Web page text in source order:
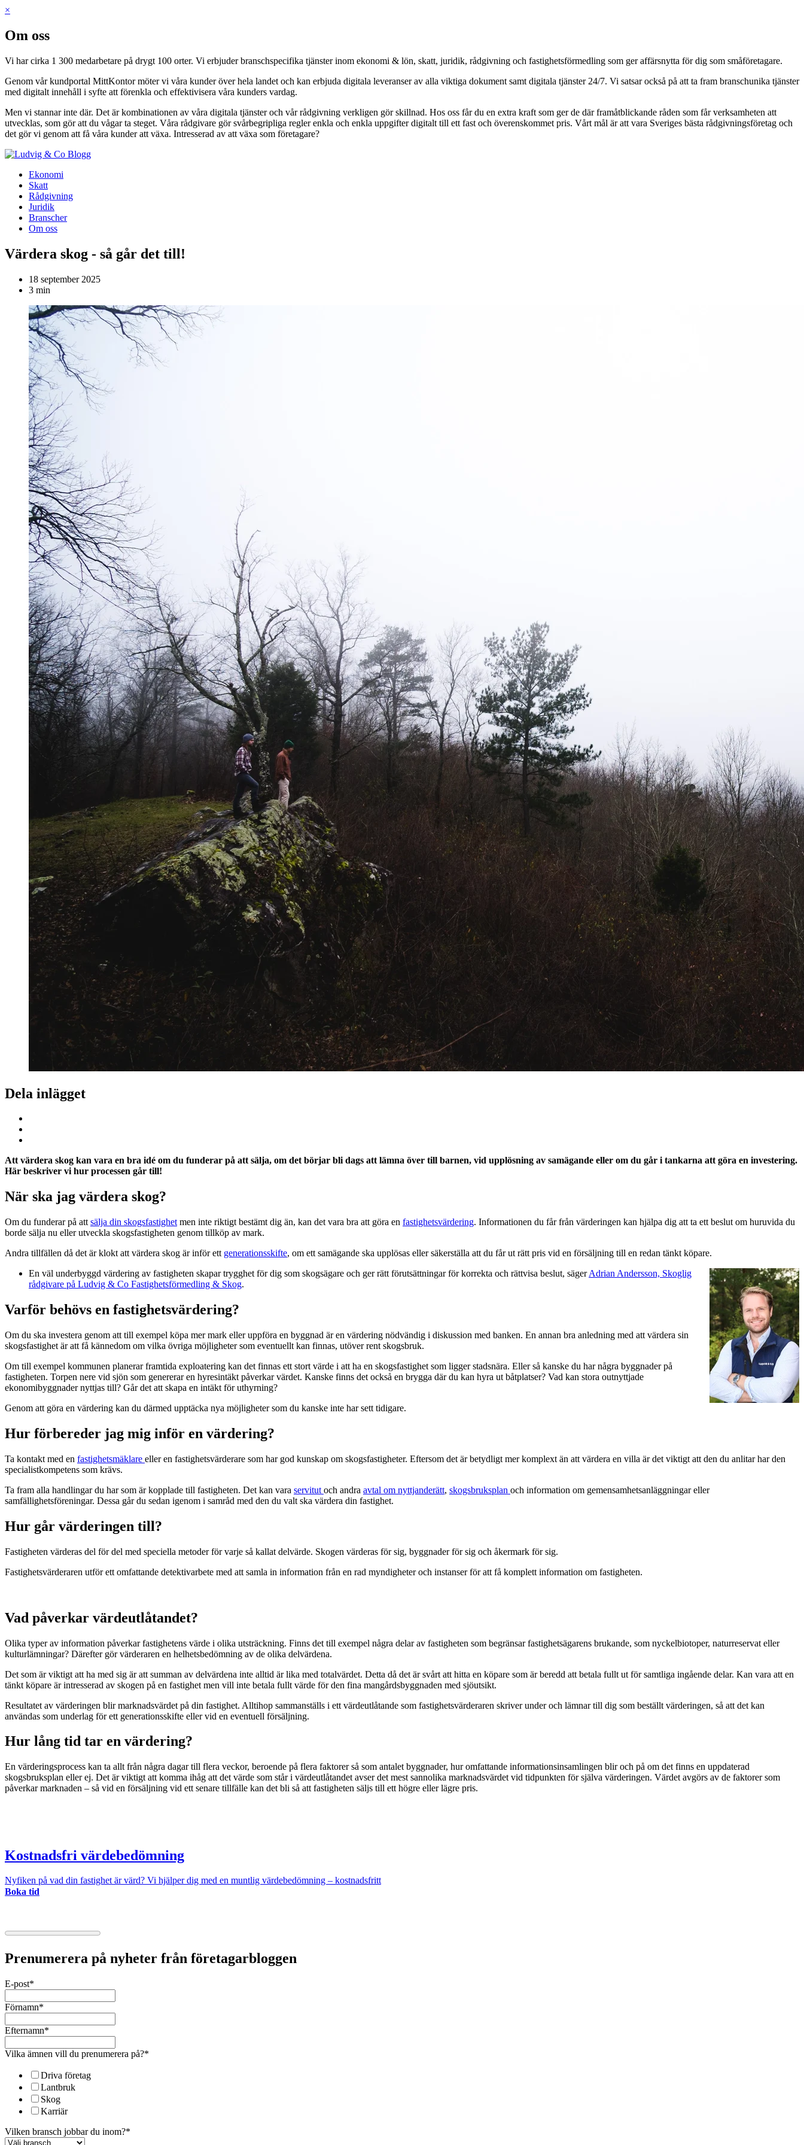
×
Om oss
Vi har cirka 1 300 medarbetare på drygt 100 orter. Vi erbjuder branschspecifika tjänster inom ekonomi & lön, skatt, juridik, rådgivning och fastighetsförmedling som ger affärsnytta för dig som småföretagare.
Genom vår kundportal MittKontor möter vi våra kunder över hela landet och kan erbjuda digitala leveranser av alla viktiga dokument samt digitala tjänster 24/7. Vi satsar också på att ta fram branschunika tjänster
med digitalt innehåll i syfte att förenkla och effektivisera våra kunders vardag.
Men vi stannar inte där. Det är kombinationen av våra digitala tjänster och vår rådgivning verkligen gör skillnad. Hos oss får du en extra kraft som ger de där framåtblickande råden som får verksamheten att
utvecklas, som gör att du vågar ta steget. Våra rådgivare gör svårbegripliga regler enkla och enkla uppgifter digitalt till ett fast och överenskommet pris. Vårt mål är att vara Sveriges bästa rådgivningsföretag och
det gör vi genom att få våra kunder att växa. Intresserad av att växa som företagare?
Blogg
Ekonomi
Skatt
Rådgivning
Juridik
Branscher
Om oss
Värdera skog - så går det till!
18 september 2025
3 min
Dela inlägget
Att värdera skog kan vara en bra idé om du funderar på att sälja, om det börjar bli dags att lämna över till barnen, vid upplösning av samägande eller om du går i tankarna att göra en investering.
Här beskriver vi hur processen går till!
När ska jag värdera skog?
Om du funderar på att sälja din skogsfastighet men inte riktigt bestämt dig än, kan det vara bra att göra en fastighetsvärdering. Informationen du får från värderingen kan hjälpa dig att ta ett beslut om huruvida du
borde sälja nu eller utveckla skogsfastigheten genom tillköp av mark.
Andra tillfällen då det är klokt att värdera skog är inför ett generationsskifte, om ett samägande ska upplösas eller säkerställa att du får ut rätt pris vid en försäljning till en redan tänkt köpare.
En väl underbyggd värdering av fastigheten skapar trygghet för dig som skogsägare och ger rätt förutsättningar för korrekta och rättvisa beslut, sägerAdrian Andersson, Skoglig
rådgivare på Ludvig & Co Fastighetsförmedling & Skog.
Varför behövs en fastighetsvärdering?
Om du ska investera genom att till exempel köpa mer mark eller uppföra en byggnad är en värdering nödvändig i diskussion med banken. En annan bra anledning med att värdera sin
skogsfastighet är att få kännedom om vilka övriga möjligheter som eventuellt kan finnas, utöver rent skogsbruk.
Om till exempel kommunen planerar framtida exploatering kan det finnas ett stort värde i att ha en skogsfastighet som ligger stadsnära. Eller så kanske du har några byggnader på
fastigheten. Torpen nere vid sjön som genererar en hyresintäkt påverkar värdet. Kanske finns det också en brygga där du kan hyra ut båtplatser? Vad kan stora outnyttjade
ekonomibyggnader nyttjas till? Går det att skapa en intäkt för uthyrning?
Genom att göra en värdering kan du därmed upptäcka nya möjligheter som du kanske inte har sett tidigare.
Hur förbereder jag mig inför en värdering?
Ta kontakt med en fastighetsmäklare eller en fastighetsvärderare som har god kunskap om skogsfastigheter. Eftersom det är betydligt mer komplext än att värdera en villa är det viktigt att den du anlitar har den
specialistkompetens som krävs.
Ta fram alla handlingar du har som är kopplade till fastigheten. Det kan vara servitut och andra avtal om nyttjanderätt, skogsbruksplan och information om gemensamhetsanläggningar eller
samfällighetsföreningar. Dessa går du sedan igenom i samråd med den du valt ska värdera din fastighet.
Hur går värderingen till?
Fastigheten värderas del för del med speciella metoder för varje så kallat delvärde. Skogen värderas för sig, byggnader för sig och åkermark för sig.
Fastighetsvärderaren utför ett omfattande detektivarbete med att samla in information från en rad myndigheter och instanser för att få komplett information om fastigheten.
Vad påverkar värdeutlåtandet?
Olika typer av information påverkar fastighetens värde i olika utsträckning. Finns det till exempel några delar av fastigheten som begränsar fastighetsägarens brukande, som nyckelbiotoper, naturreservat eller
kulturlämningar? Därefter gör värderaren en helhetsbedömning av de olika delvärdena.
Det som är viktigt att ha med sig är att summan av delvärdena inte alltid är lika med totalvärdet. Detta då det är svårt att hitta en köpare som är beredd att betala fullt ut för samtliga ingående delar. Kan vara att en
tänkt köpare är intresserad av skogen på en fastighet men vill inte betala fullt värde för den fina mangårdsbyggnaden med sjöutsikt.
Resultatet av värderingen blir marknadsvärdet på din fastighet. Alltihop sammanställs i ett värdeutlåtande som fastighetsvärderaren skriver under och lämnar till dig som beställt värderingen, så att det kan
användas som underlag för ett generationsskifte eller vid en eventuell försäljning.
Hur lång tid tar en värdering?
En värderingsprocess kan ta allt från några dagar till flera veckor, beroende på flera faktorer så som antalet byggnader, hur omfattande informationsinsamlingen blir och på om det finns en uppdaterad
skogsbruksplan eller ej. Det är viktigt att komma ihåg att det värde som står i värdeutlåtandet avser det mest sannolika marknadsvärdet vid tidpunkten för själva värderingen. Värdet avgörs av de faktorer som
påverkar marknaden – så vid en försäljning vid ett senare tillfälle kan det bli så att fastigheten säljs till ett högre eller lägre pris.